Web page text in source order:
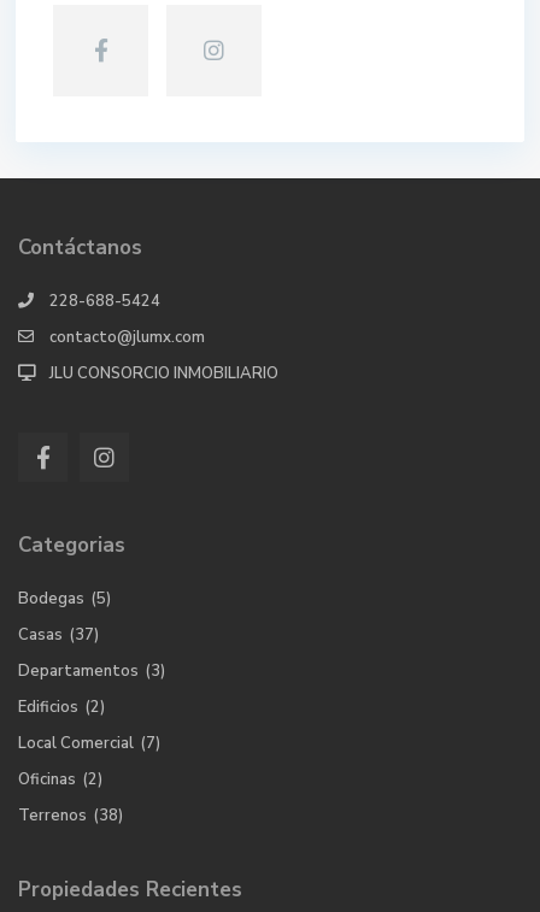
Contáctanos
228-688-5424
contacto@jlumx.com
JLU CONSORCIO INMOBILIARIO
Categorias
Bodegas (5)
Casas (37)
Departamentos (3)
Edificios (2)
Local Comercial (7)
Oficinas (2)
Terrenos (38)
Propiedades Recientes